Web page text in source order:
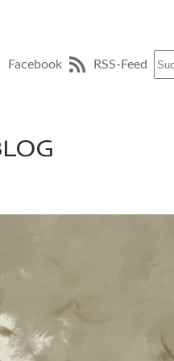
Facebook RSS-Feed